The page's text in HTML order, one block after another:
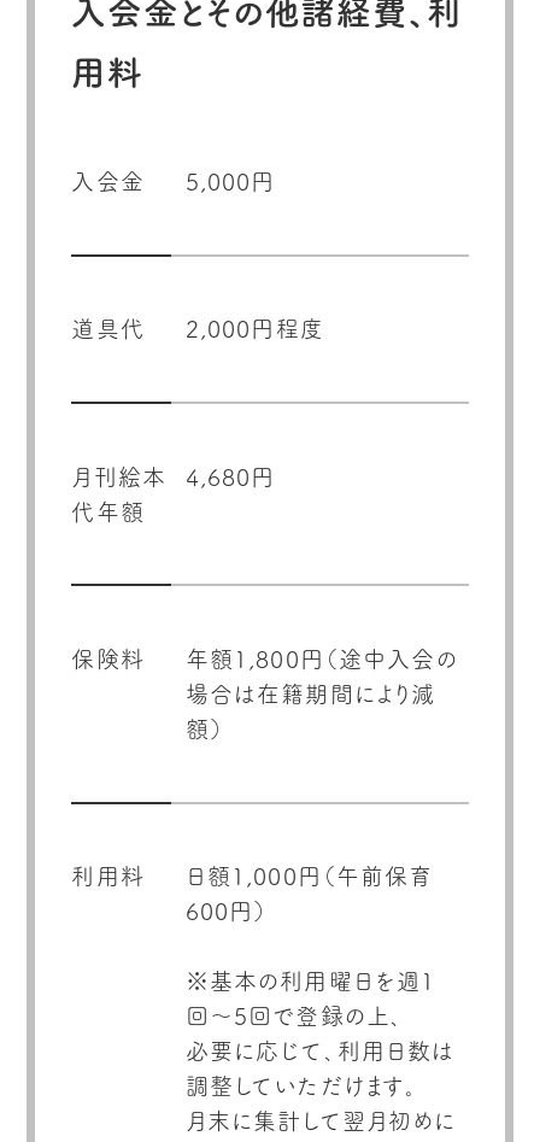
入会金とその他諸経費、利
用料
入会金 5,000円
道具代 2,000円程度
月刊絵本
代年額
4,680円
保険料
年額1,800円（途中入会の
場合は在籍期間により減
額）
利用料
日額1,000円（午前保育
600円）
※基本の利用曜日を週1
回〜5回で登録の上､
必要に応じて､利用日数は
調整していただけます｡
月末に集計して翌月初めに